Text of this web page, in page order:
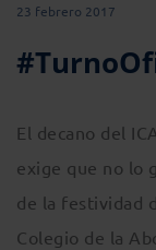
23 febrero 2017
El decano del
exige que no lo
de la festividad
Colegio de la